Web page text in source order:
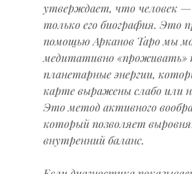
утверждает, что человек
только его биография. Это
помощью Арканов Таро мы
медитативно «проживать»
планетарные энергии,
карте выражены слабо или
Это метод активного
который позволяет
внутренний баланс.